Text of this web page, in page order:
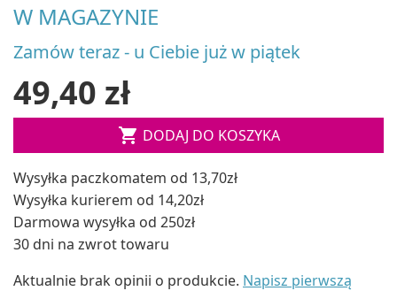
W MAGAZYNIE
Zamów teraz - u Ciebie już w piątek
49,40 zł
 DODAJ DO KOSZYKA
Wysyłka paczkomatem od 13,70zł
Wysyłka kurierem od 14,20zł
Darmowa wysyłka od 250zł
30 dni na zwrot towaru
Aktualnie brak opinii o produkcie. Napisz pierwszą